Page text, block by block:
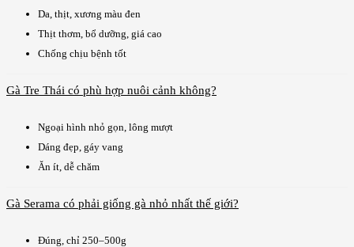
Da, thịt, xương màu đen
Thịt thơm, bổ dưỡng, giá cao
Chống chịu bệnh tốt
Gà Tre Thái có phù hợp nuôi cảnh không?
Ngoại hình nhỏ gọn, lông mượt
Dáng đẹp, gáy vang
Ăn ít, dễ chăm
Gà Serama có phải giống gà nhỏ nhất thế giới?
Đúng, chỉ 250–500g